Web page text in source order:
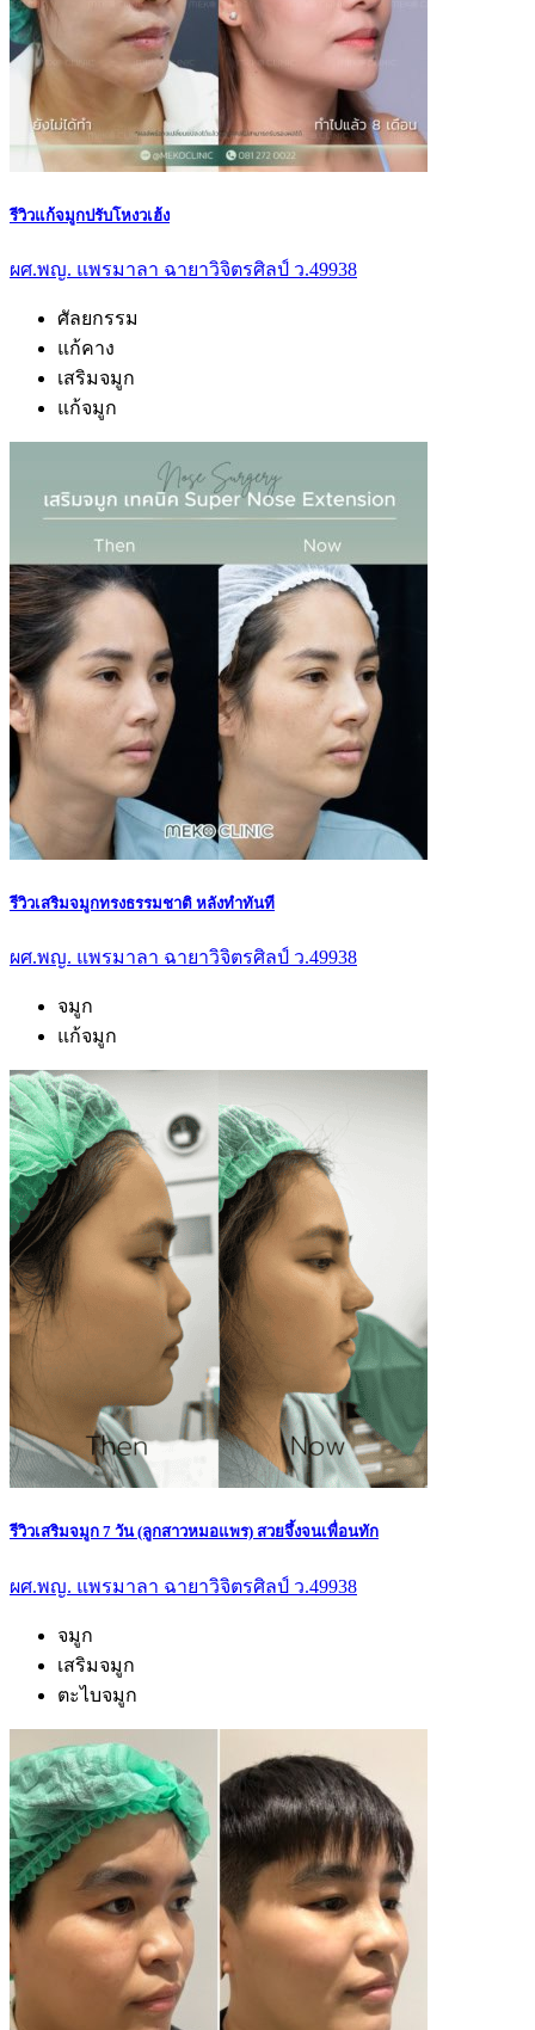
รีวิวแก้จมูกปรับโหงวเฮ้ง
ผศ.พญ. แพรมาลา ฉายาวิจิตรศิลป์ ว.49938
ศัลยกรรม
แก้คาง
เสริมจมูก
แก้จมูก
รีวิวเสริมจมูกทรงธรรมชาติ หลังทำทันที
ผศ.พญ. แพรมาลา ฉายาวิจิตรศิลป์ ว.49938
จมูก
แก้จมูก
รีวิวเสริมจมูก 7 วัน (ลูกสาวหมอแพร) สวยจึ้งจนเพื่อนทัก
ผศ.พญ. แพรมาลา ฉายาวิจิตรศิลป์ ว.49938
จมูก
เสริมจมูก
ตะไบจมูก